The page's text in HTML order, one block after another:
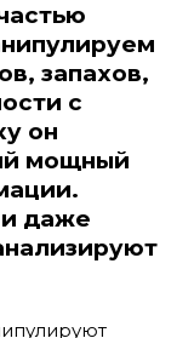
запахов,
с
он
мощный
даже